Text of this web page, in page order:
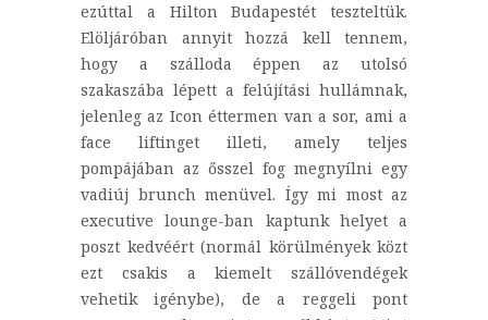
ezúttal a Hilton Budapestét teszteltük.
Elöljáróban annyit hozzá kell tennem,
hogy a szálloda éppen az utolsó
szakaszába lépett a felújítási hullámnak,
jelenleg az Icon éttermen van a sor, ami a
face liftinget illeti, amely teljes
pompájában az ősszel fog megnyílni egy
vadiúj brunch menüvel. Így mi most az
executive lounge-ban kaptunk helyet a
poszt kedvéért (normál körülmények közt
ezt csakis a kiemelt szállóvendégek
vehetik igénybe), de a reggeli pont